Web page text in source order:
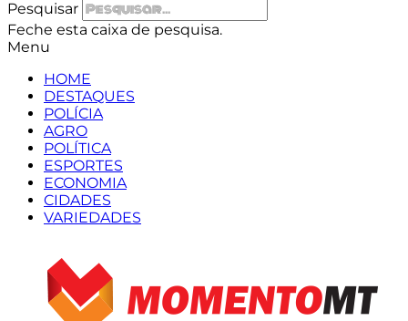
Pesquisar
Feche esta caixa de pesquisa.
Menu
HOME
DESTAQUES
POLÍCIA
AGRO
POLÍTICA
ESPORTES
ECONOMIA
CIDADES
VARIEDADES